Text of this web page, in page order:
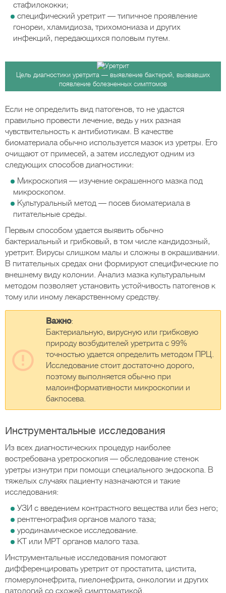
стафилококки;
специфический уретрит — типичное проявление
гонореи, хламидиоза, трихомониаза и других
инфекций, передающихся половым путем.
Цель диагностики уретрита — выявление бактерий, вызвавших
появление болезненных симптомов
Если не определить вид патогенов, то не удастся
правильно провести лечение, ведь у них разная
чувствительность к антибиотикам. В качестве
биоматериала обычно используется мазок из уретры. Его
очищают от примесей, а затем исследуют одним из
следующих способов диагностики:
Микроскопия — изучение окрашенного мазка под
микроскопом.
Культуральный метод — посев биоматериала в
питательные среды.
Первым способом удается выявить обычно
бактериальный и грибковый, в том числе кандидозный,
уретрит. Вирусы слишком малы и сложны в окрашивании.
В питательных средах они формируют специфические по
внешнему виду колонии. Анализ мазка культуральным
методом позволяет установить устойчивость патогенов к
тому или иному лекарственному средству.
Важно:
Бактериальную, вирусную или грибковую
природу возбудителей уретрита с 99%
точностью удается определить методом ПРЦ.
Исследование стоит достаточно дорого,
поэтому выполняется обычно при
малоинформативности микроскопии и
бакпосева.
Инструментальные исследования
Из всех диагностических процедур наиболее
востребована уретроскопия — обследование стенок
уретры изнутри при помощи специального эндоскопа. В
тяжелых случаях пациенту назначаются и такие
исследования:
УЗИ с введением контрастного вещества или без него;
рентгенография органов малого таза;
уродинамическое исследование.
КТ или МРТ органов малого таза.
Инструментальные исследования помогают
дифференцировать уретрит от простатита, цистита,
гломерулонефрита, пиелонефрита, онкологии и других
патологий со схожей симптоматикой.